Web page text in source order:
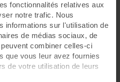
fonctionnalités relatives aux
notre trafic. Nous
informations sur l'utilisation de
de médias sociaux, de
combiner celles-ci
que vous leur avez fournies
de votre utilisation de leurs